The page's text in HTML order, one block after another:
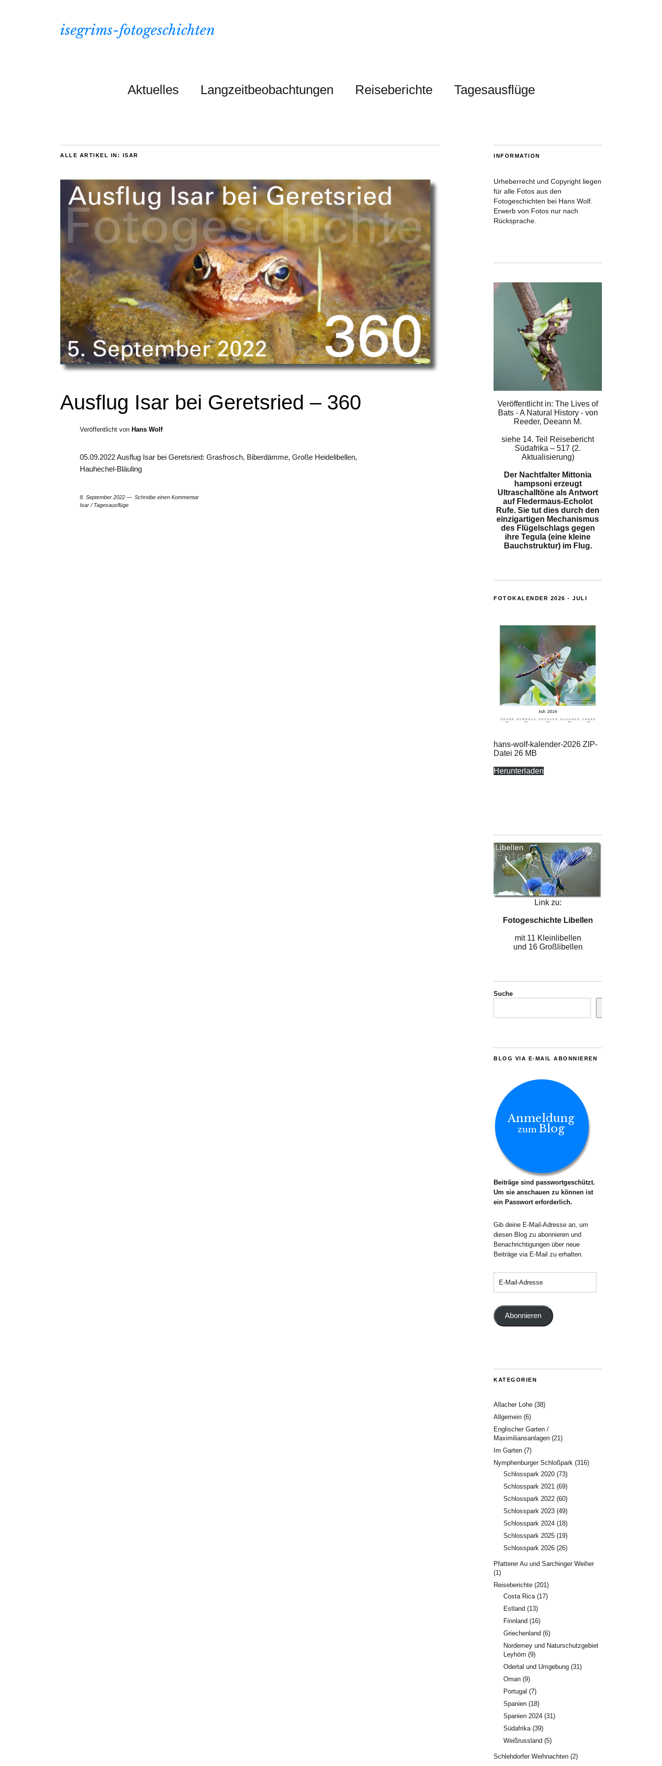
isegrims-fotogeschichten
Aktuelles Langzeitbeobachtungen Reiseberichte Tagesausflüge
ALLE ARTIKEL IN: ISAR
Ausflug Isar bei Geretsried – 360
Veröffentlicht von Hans Wolf
05.09.2022 Ausflug Isar bei Geretsried: Grasfrosch, Biberdämme, Große Heidelibellen,
Hauhechel-Bläuling
8. September 2022
Schreibe einen Kommentar
Isar / Tagesausflüge
INFORMATION
Urheberrecht und Copyright liegen
für alle Fotos aus den
Fotogeschichten bei Hans Wolf.
Erwerb von Fotos nur nach
Rücksprache.
Veröffentlicht in: The Lives of
Bats - A Natural History - von
Reeder, Deeann M.
siehe 14. Teil Reisebericht
Südafrika – 517 (2.
Aktualisierung)
Der Nachtfalter Mittonia
hampsoni erzeugt
Ultraschalltöne als Antwort
auf Fledermaus-Echolot
Rufe. Sie tut dies durch den
einzigartigen Mechanismus
des Flügelschlags gegen
ihre Tegula (eine kleine
Bauchstruktur) im Flug.
FOTOKALENDER 2026 - JULI
hans-wolf-kalender-2026 ZIP-
Datei 26 MB
Herunterladen
Link zu:
Fotogeschichte Libellen
mit 11 Kleinlibellen
und 16 Großlibellen
Suche
BLOG VIA E-MAIL ABONNIEREN
Anmeldung
zum Blog
Beiträge sind passwortgeschützt.
Um sie anschauen zu können ist
ein Passwort erforderlich.
Gib deine E-Mail-Adresse an, um
diesen Blog zu abonnieren und
Benachrichtigungen über neue
Beiträge via E-Mail zu erhalten.
Abonnieren
KATEGORIEN
Allacher Lohe (38)
Allgemein (6)
Englischer Garten /
Maximiliansanlagen (21)
Im Garten (7)
Nymphenburger Schloßpark (316)
Schlosspark 2020 (73)
Schlosspark 2021 (69)
Schlosspark 2022 (60)
Schlosspark 2023 (49)
Schlosspark 2024 (18)
Schlosspark 2025 (19)
Schlosspark 2026 (26)
Pfatterer Au und Sarchinger Weiher
(1)
Reiseberichte (201)
Costa Rica(17)
Estland (13)
Finnland (16)
Griechenland (6)
Norderney und Naturschutzgebiet
Leyhörn (9)
Odertal und Umgebung (31)
Oman (9)
Portugal (7)
Spanien (18)
Spanien 2024 (31)
Südafrika(39)
Weißrussland (5)
Schlehdorfer Weihnachten (2)